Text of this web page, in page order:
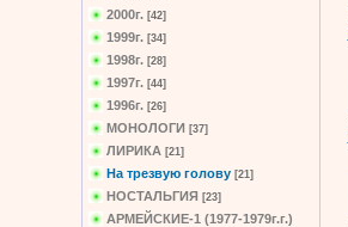
2000г. [42]
1999г. [34]
1998г. [28]
1997г. [44]
1996г. [26]
МОНОЛОГИ [37]
ЛИРИКА [21]
На трезвую голову [21]
НОСТАЛЬГИЯ [23]
АРМЕЙСКИЕ-1 (1977-1979г.г.)